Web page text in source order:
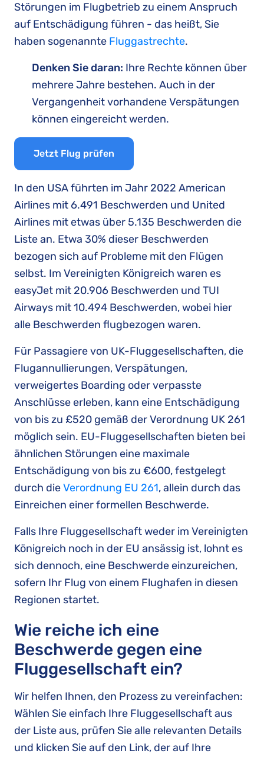
Störungen im Flugbetrieb zu einem Anspruch
auf Entschädigung führen - das heißt, Sie
haben sogenannte Fluggastrechte.
Denken Sie daran: Ihre Rechte können über
mehrere Jahre bestehen. Auch in der
Vergangenheit vorhandene Verspätungen
können eingereicht werden.
Jetzt Flug prüfen
In den USA führten im Jahr 2022 American
Airlines mit 6.491 Beschwerden und United
Airlines mit etwas über 5.135 Beschwerden die
Liste an. Etwa 30% dieser Beschwerden
bezogen sich auf Probleme mit den Flügen
selbst. Im Vereinigten Königreich waren es
easyJet mit 20.906 Beschwerden und TUI
Airways mit 10.494 Beschwerden, wobei hier
alle Beschwerden flugbezogen waren.
Für Passagiere von UK-Fluggesellschaften, die
Flugannullierungen, Verspätungen,
verweigertes Boarding oder verpasste
Anschlüsse erleben, kann eine Entschädigung
von bis zu £520 gemäß der Verordnung UK 261
möglich sein. EU-Fluggesellschaften bieten bei
ähnlichen Störungen eine maximale
Entschädigung von bis zu €600, festgelegt
durch dieVerordnung EU 261, allein durch das
Einreichen einer formellen Beschwerde.
Falls Ihre Fluggesellschaft weder im Vereinigten
Königreich noch in der EU ansässig ist, lohnt es
sich dennoch, eine Beschwerde einzureichen,
sofern Ihr Flug von einem Flughafen in diesen
Regionen startet.
Wie reiche ich eine
Beschwerde gegen eine
Fluggesellschaft ein?
Wir helfen Ihnen, den Prozess zu vereinfachen:
Wählen Sie einfach Ihre Fluggesellschaft aus
der Liste aus, prüfen Sie alle relevanten Details
und klicken Sie auf den Link, der auf Ihre